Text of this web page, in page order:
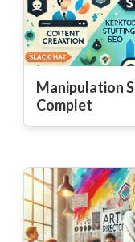
Manipulation
Complet